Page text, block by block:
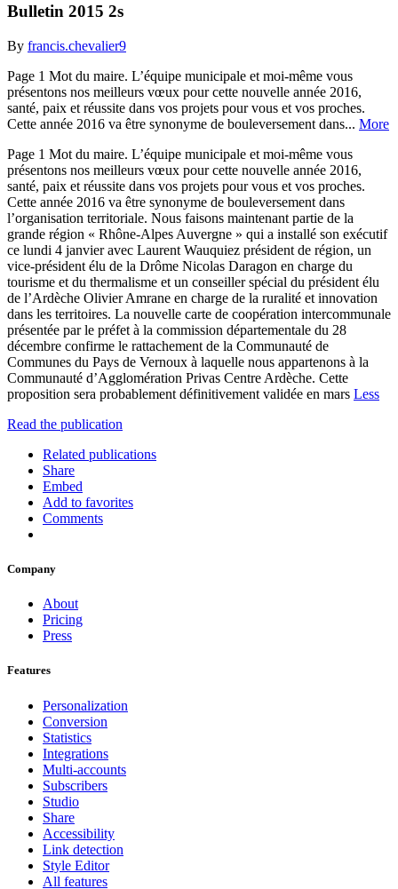
Bulletin 2015 2s
By francis.chevalier9
Page 1 Mot du maire. L’équipe municipale et moi-même vous
présentons nos meilleurs vœux pour cette nouvelle année 2016,
santé, paix et réussite dans vos projets pour vous et vos proches.
Cette année 2016 va être synonyme de bouleversement dans... More
Page 1 Mot du maire. L’équipe municipale et moi-même vous
présentons nos meilleurs vœux pour cette nouvelle année 2016,
santé, paix et réussite dans vos projets pour vous et vos proches.
Cette année 2016 va être synonyme de bouleversement dans
l’organisation territoriale. Nous faisons maintenant partie de la
grande région « Rhône-Alpes Auvergne » qui a installé son exécutif
ce lundi 4 janvier avec Laurent Wauquiez président de région, un
vice-président élu de la Drôme Nicolas Daragon en charge du
tourisme et du thermalisme et un conseiller spécial du président élu
de l’Ardèche Olivier Amrane en charge de la ruralité et innovation
dans les territoires. La nouvelle carte de coopération intercommunale
présentée par le préfet à la commission départementale du 28
décembre confirme le rattachement de la Communauté de
Communes du Pays de Vernoux à laquelle nous appartenons à la
Communauté d’Agglomération Privas Centre Ardèche. Cette
proposition sera probablement définitivement validée en mars Less
Read the publication
Related publications
Share
Embed
Add to favorites
Comments
Company
About
Pricing
Press
Features
Personalization
Conversion
Statistics
Integrations
Multi-accounts
Subscribers
Studio
Share
Accessibility
Link detection
Style Editor
All features